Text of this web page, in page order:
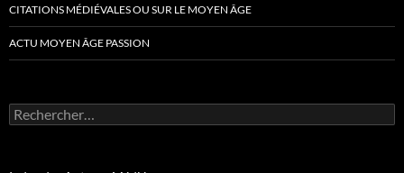
CITATIONS MÉDIÉVALES OU SUR LE MOYEN ÂGE
ACTU MOYEN ÂGE PASSION
Rechercher :